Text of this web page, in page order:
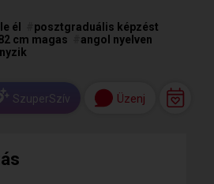
él
posztgraduális képzést
cm magas
angol nyelven
SzuperSzív Üzenj